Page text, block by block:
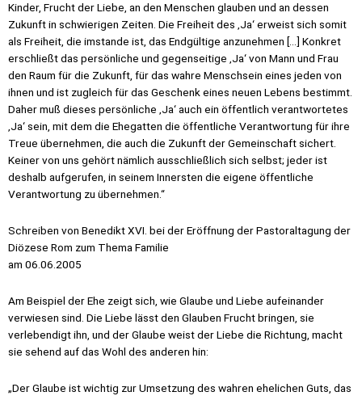
Kinder, Frucht der Liebe, an den Menschen glauben und an dessen
Zukunft in schwierigen Zeiten. Die Freiheit des ‚Ja‘ erweist sich somit
als Freiheit, die imstande ist, das Endgültige anzunehmen […] Konkret
erschließt das persönliche und gegenseitige ‚Ja‘ von Mann und Frau
den Raum für die Zukunft, für das wahre Menschsein eines jeden von
ihnen und ist zugleich für das Geschenk eines neuen Lebens bestimmt.
Daher muß dieses persönliche ‚Ja‘ auch ein öffentlich verantwortetes
‚Ja‘ sein, mit dem die Ehegatten die öffentliche Verantwortung für ihre
Treue übernehmen, die auch die Zukunft der Gemeinschaft sichert.
Keiner von uns gehört nämlich ausschließlich sich selbst; jeder ist
deshalb aufgerufen, in seinem Innersten die eigene öffentliche
Verantwortung zu übernehmen.“
Schreiben von Benedikt XVI. bei der Eröffnung der Pastoraltagung der
Diözese Rom zum Thema Familie
am 06.06.2005
Am Beispiel der Ehe zeigt sich, wie Glaube und Liebe aufeinander
verwiesen sind. Die Liebe lässt den Glauben Frucht bringen, sie
verlebendigt ihn, und der Glaube weist der Liebe die Richtung, macht
sie sehend auf das Wohl des anderen hin:
„Der Glaube ist wichtig zur Umsetzung des wahren ehelichen Guts, das